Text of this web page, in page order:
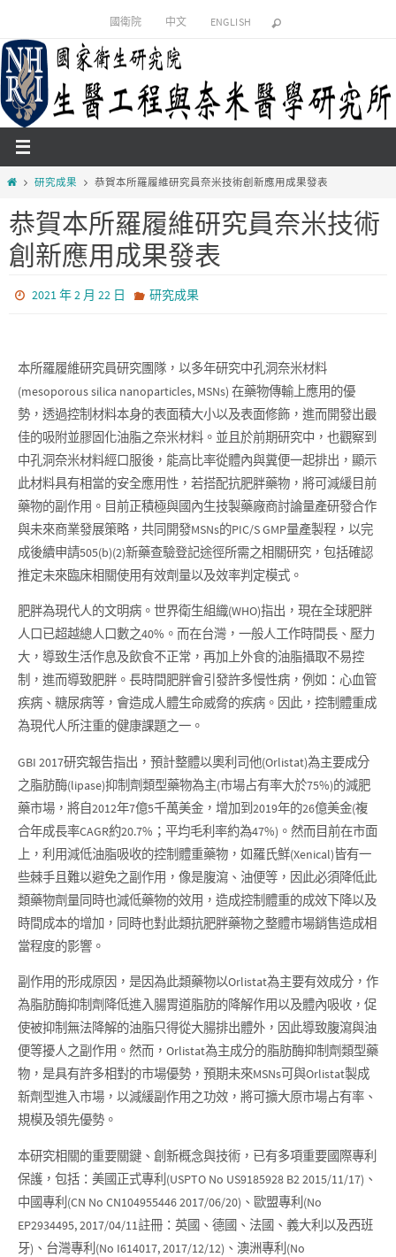
國衛院 中文 ENGLISH
研究成果 恭賀本所羅履維研究員奈米技術創新應用成果發表
恭賀本所羅履維研究員奈米技術
創新應用成果發表
2021 年 2 月 22 日 研究成果
本所羅履維研究員研究團隊，以多年研究中孔洞奈米材料
(mesoporous silica nanoparticles, MSNs) 在藥物傳輸上應用的優
勢，透過控制材料本身的表面積大小以及表面修飾，進而開發出最
佳的吸附並膠固化油脂之奈米材料。並且於前期研究中，也觀察到
中孔洞奈米材料經口服後，能高比率從體內與糞便一起排出，顯示
此材料具有相當的安全應用性，若搭配抗肥胖藥物，將可減緩目前
藥物的副作用。目前正積極與國內生技製藥廠商討論量產研發合作
與未來商業發展策略，共同開發MSNs的PIC/S GMP量產製程，以完
成後續申請505(b)(2)新藥查驗登記途徑所需之相關研究，包括確認
推定未來臨床相關使用有效劑量以及效率判定模式。
肥胖為現代人的文明病。世界衛生組織(WHO)指出，現在全球肥胖
人口已超越總人口數之40%。而在台灣，一般人工作時間長、壓力
大，導致生活作息及飲食不正常，再加上外食的油脂攝取不易控
制，進而導致肥胖。長時間肥胖會引發許多慢性病，例如：心血管
疾病、糖尿病等，會造成人體生命威脅的疾病。因此，控制體重成
為現代人所注重的健康課題之一。
GBI 2017研究報告指出，預計整體以奧利司他(Orlistat)為主要成分
之脂肪酶(lipase)抑制劑類型藥物為主(市場占有率大於75%)的減肥
藥市場，將自2012年7億5千萬美金，增加到2019年的26億美金(複
合年成長率CAGR約20.7%；平均毛利率約為47%)。然而目前在市面
上，利用減低油脂吸收的控制體重藥物，如羅氏鮮(Xenical)皆有一
些棘手且難以避免之副作用，像是腹瀉、油便等，因此必須降低此
類藥物劑量同時也減低藥物的效用，造成控制體重的成效下降以及
時間成本的增加，同時也對此類抗肥胖藥物之整體市場銷售造成相
當程度的影響。
副作用的形成原因，是因為此類藥物以Orlistat為主要有效成分，作
為脂肪酶抑制劑降低進入腸胃道脂肪的降解作用以及體內吸收，促
使被抑制無法降解的油脂只得從大腸排出體外，因此導致腹瀉與油
便等擾人之副作用。然而，Orlistat為主成分的脂肪酶抑制劑類型藥
物，是具有許多相對的市場優勢，預期未來MSNs可與Orlistat製成
新劑型進入市場，以減緩副作用之功效，將可擴大原市場占有率、
規模及領先優勢。
本研究相關的重要關鍵、創新概念與技術，已有多項重要國際專利
保護，包括：美國正式專利(USPTO No US9185928 B2 2015/11/17)、
中國專利(CN No CN104955446 2017/06/20)、歐盟專利(No
EP2934495, 2017/04/11註冊：英國、德國、法國、義大利以及西班
牙)、台灣專利(No I614017, 2017/12/12)、澳洲專利(No